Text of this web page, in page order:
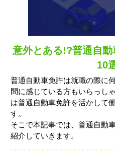
意外とある!?普通自
10
普通自動車免許は就職の際に
問に感じている方もいらっし
は普通自動車免許を活かして
す。
そこで本記事では、普通自動
紹介していきます。